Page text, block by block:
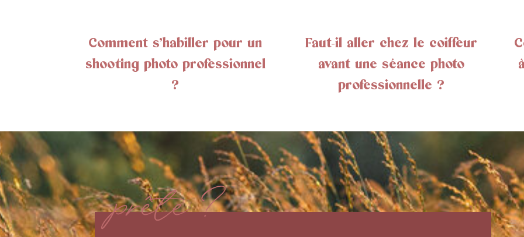
Comment s’habiller pour un
shooting photo professionnel
?
Faut-il aller chez le coiffeur
avant une séance photo
professionnelle ?
prête ?